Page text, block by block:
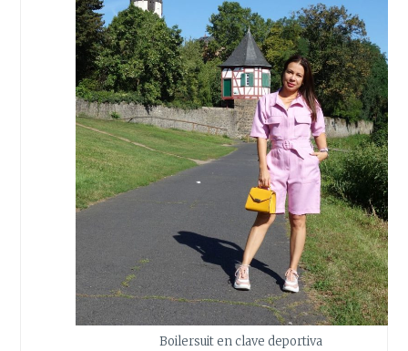
Boilersuit en clave deportiva